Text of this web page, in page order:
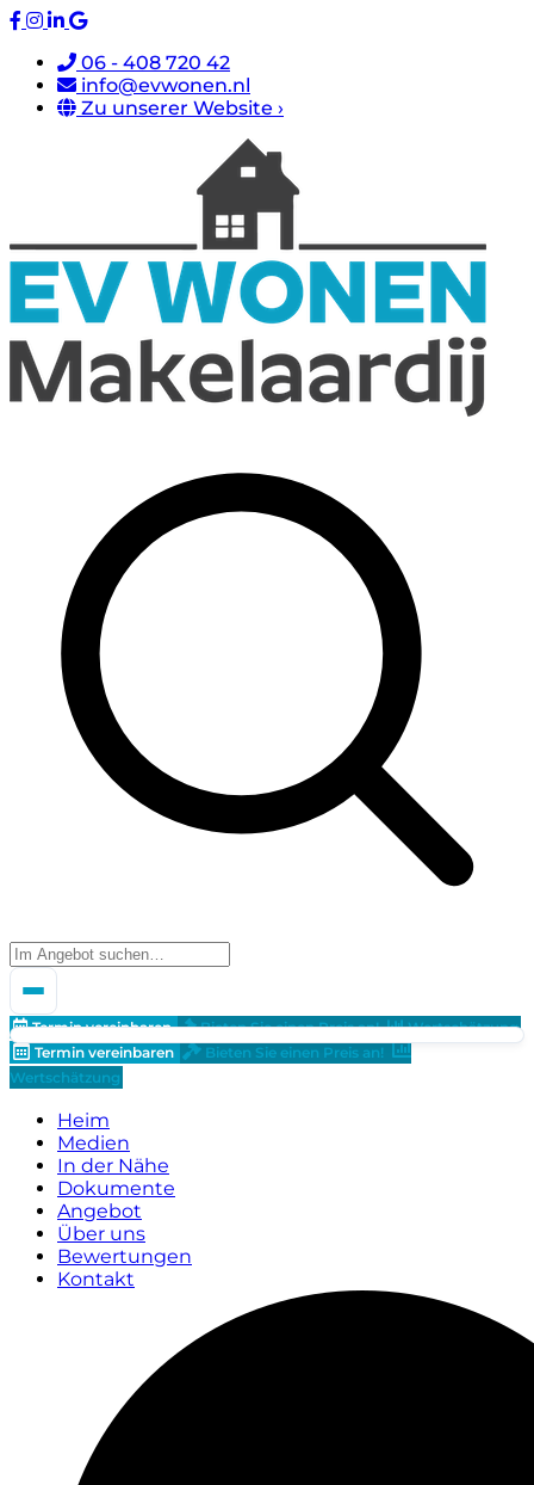
06 - 408 720 42
info@evwonen.nl
Zu unserer Website ›
Termin vereinbaren Bieten Sie einen Preis an!
Wertschätzung
Termin vereinbaren
Bieten Sie einen Preis an!
Wertschätzung
Heim
Medien
In der Nähe
Dokumente
Angebot
Über uns
Bewertungen
Kontakt